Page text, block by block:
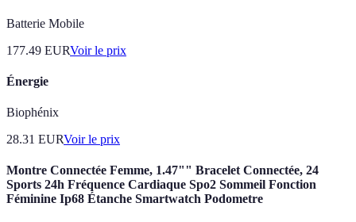
Batterie Mobile
177.49 EURVoir le prix
Énergie
Biophénix
28.31 EURVoir le prix
Montre Connectée Femme, 1.47"" Bracelet Connectée, 24
Sports 24h Fréquence Cardiaque Spo2 Sommeil Fonction
Féminine Ip68 Étanche Smartwatch Podometre